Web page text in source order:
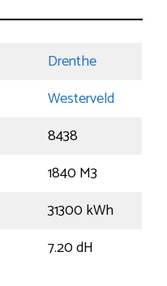
Drenthe
Westerveld
8438
1840 M3
31300 kWh
7.20 dH